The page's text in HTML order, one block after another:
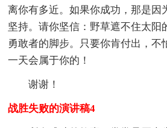
离你有多近。如果你成功，那是因
坚持。请你坚信：野草遮不住太阳
勇敢者的脚步。只要你肯付出，不
一天会属于你的！
谢谢！
战胜失败的演讲稿4